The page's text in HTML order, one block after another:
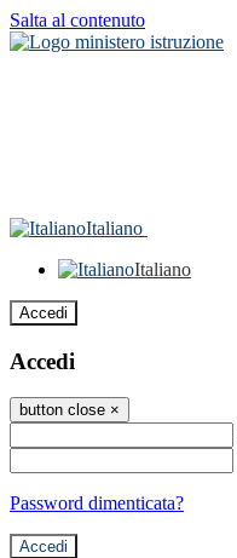
Salta al contenuto
Italiano
Italiano
Accedi
Accedi
button close ×
Password dimenticata?